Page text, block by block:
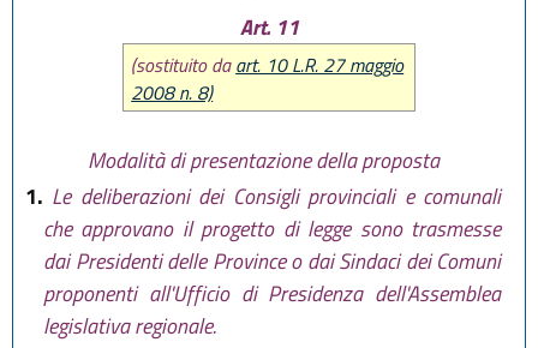
Art. 11
(sostituito daart. 10 L.R. 27 maggio
2008 n. 8)
Modalità di presentazione della proposta
1. Le deliberazioni dei Consigli provinciali e comunali
che approvano il progetto di legge sono trasmesse
dai Presidenti delle Province o dai Sindaci dei Comuni
proponenti all'Ufficio di Presidenza dell'Assemblea
legislativa regionale.